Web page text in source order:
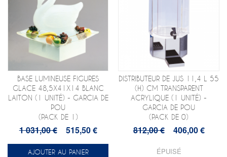
BASE LUMINEUSE FIGURES
GLACE 48,5X41X14 BLANC
LAITON (1 UNITÉ) - GARCIA DE
POU
(PACK DE 1)
1 031,00 € 515,50 €
AJOUTER AU PANIER
DISTRIBUTEUR DE JUS 11,4 L 55
(H) CM TRANSPARENT
ACRYLIQUE (1 UNITÉ) -
GARCIA DE POU
(PACK DE 0)
812,00 € 406,00 €
ÉPUISÉ